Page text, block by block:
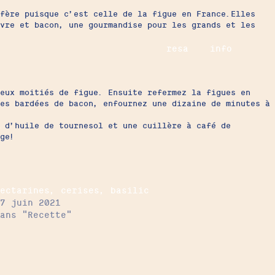
resa info
puisque c’est celle de la figue en France.Elles
et bacon, une gourmandise pour les grands et les
moitiés de figue. Ensuite refermez la figues en
de bacon, enfournez une dizaine de minutes à
de tournesol et une cuillère à café de
cerises, basilic
juin 2021
"Recette"